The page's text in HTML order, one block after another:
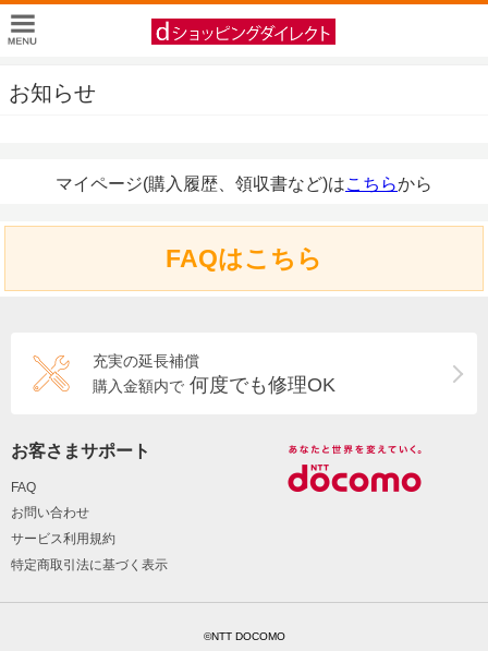
お知らせ
マイページ(購入履歴、領収書など)はこちらから
FAQはこちら
充実の延長補償
購入金額内で 何度でも修理OK
お客さまサポート
FAQ
お問い合わせ
サービス利用規約
特定商取引法に基づく表示
©NTT DOCOMO